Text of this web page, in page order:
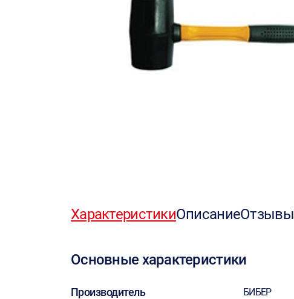
ХарактеристикиОписаниеОтзывы
Основные характеристики
Производитель БИБЕР